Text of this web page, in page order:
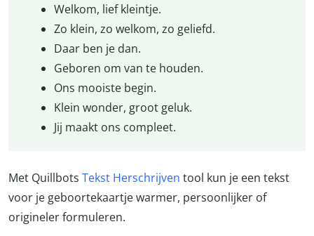
Welkom, lief kleintje.
Zo klein, zo welkom, zo geliefd.
Daar ben je dan.
Geboren om van te houden.
Ons mooiste begin.
Klein wonder, groot geluk.
Jij maakt ons compleet.
Met Quillbots Tekst Herschrijven tool kun je een tekst
voor je geboortekaartje warmer, persoonlijker of
origineler formuleren.